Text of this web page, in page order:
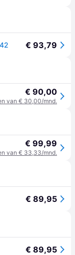
€ 93,79
€ 90,00
van € 30,00/mnd.
€ 99,99
van € 33,33/mnd.
€ 89,95
€ 89,95